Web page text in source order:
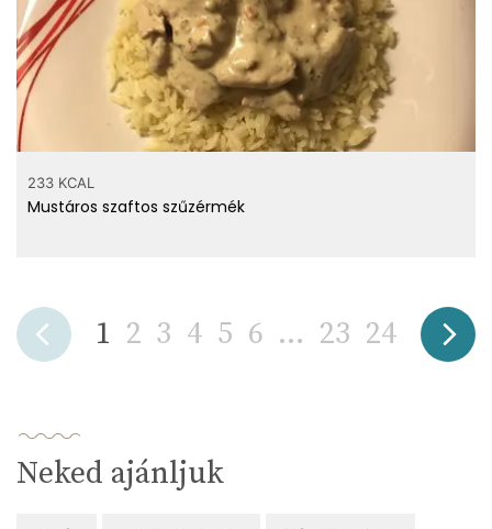
233 KCAL
Mustáros szaftos szűzérmék
1 2 3 4 5 6 ... 23 24
Neked ajánljuk